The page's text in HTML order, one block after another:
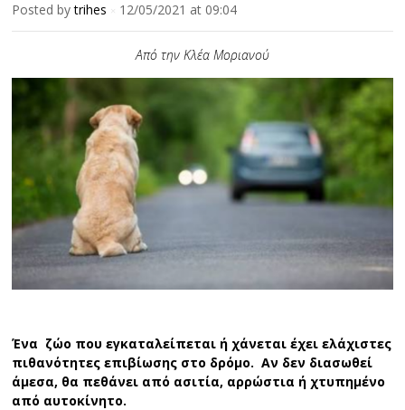
Posted bytrihes 12/05/2021 at 09:04
Από την Κλέα Μοριανού
Ένα ζώο που εγκαταλείπεται ή χάνεται έχει ελάχιστες
πιθανότητες επιβίωσης στο δρόμο.Αν δεν διασωθεί
άμεσα, θα πεθάνει από ασιτία, αρρώστια ή χτυπημένο
από αυτοκίνητο.